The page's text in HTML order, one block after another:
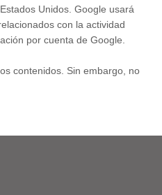
Unidos. Google usará
con la actividad
por cuenta de Google.
contenidos. Sin embargo, no